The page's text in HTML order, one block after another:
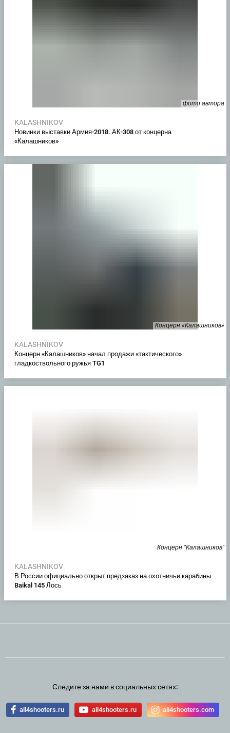
фото автора
KALASHNIKOV
Новинки выставки Армия-2018. АК-308 от концерна
«Калашников»
Концерн «Калашников»
KALASHNIKOV
Концерн «Калашников» начал продажи «тактического»
гладкоствольного ружья TG1
Концерн "Калашников"
KALASHNIKOV
В России официально открыт предзаказ на охотничьи карабины
Baikal 145 Лось
Следите за нами в социальных сетях:
all4shooters.ru all4shooters.ru all4shooters.com